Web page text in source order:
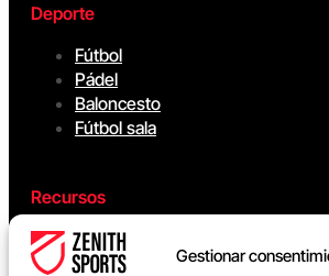
Gestionar
Deporte
Fútbol
Pádel
Baloncesto
Fútbol sala
Recursos
Ebook Gratis Baloncesto